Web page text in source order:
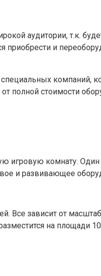
аудитории, т.к.
и
компаний,
полной стоимости
игровую комнату.
и развивающее
Все зависит от
на площади